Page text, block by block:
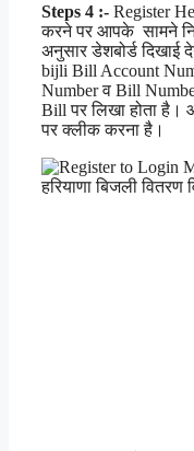
Steps 4 :- Register
करने पर आपके सामने
अनुसार डेशबोर्ड दिखाई
bijli Bill Account
Number व Bill
Bill पर लिखा होता
पर क्लीक करना है।